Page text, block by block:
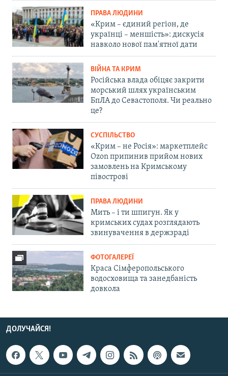
ПРАВА ЛЮДИНИ
«Крим – єдиний регіон, де
українці – меншість»: дискусія
навколо нової пам'ятної дати
ВІЙНА ТА КРИМ
Російська влада обіцяє закрити
морський шлях українським
БпЛА до Севастополя. Чи реально
це?
СУСПІЛЬСТВО
«Крим – не Росія»: маркетплейс
Ozon припинив прийом нових
замовлень на Кримському
півострові
ПРАВА ЛЮДИНИ
Мить – і ти шпигун. Як у
кримських судах розглядають
звинувачення в держзраді
ФОТОГАЛЕРЕЇ
Краса Сімферопольського
водосховища та занедбаність
довкола
ДОЛУЧАЙСЯ!